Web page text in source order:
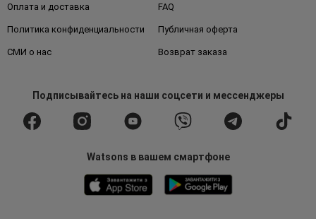
Оплата и доставка FAQ
Политика конфиденциальности Публичная оферта
СМИ о нас Возврат заказа
Подписывайтесьна наши соцсети и мессенджеры
Watsons в вашем смартфоне